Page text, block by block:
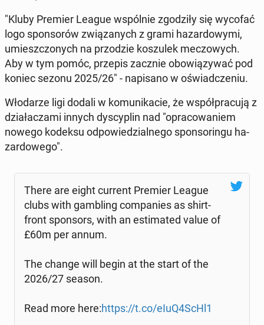
"Kluby Premier League wspól­nie zgo­dzi­ły się wycofać
logo spon­so­rów zwią­za­nych z grami ha­zar­do­wy­mi,
umiesz­czo­nych na przo­dzie ko­szu­lek me­czo­wych.
Aby w tym pomóc, przepis zacznie obo­wią­zy­wać pod
koniec sezonu 2025/26" - na­pi­sa­no w oświad­cze­niu.
Wło­da­rze ligi dodali w ko­mu­ni­ka­cie, że współ­pra­cu­ją z
dzia­ła­cza­mi innych dys­cy­plin nad "opra­co­wa­niem
nowego kodeksu od­po­wie­dzial­ne­go spon­so­rin­gu ha­
zar­do­we­go".
There are eight current Premier League
clubs with gam­bling com­pa­nies as shirt-
front spon­sors, with an es­ti­ma­ted value of
£60m per annum.
The change will begin at the start of the
2026/27 season.
Read more here:https://t.co/eIuQ4ScHl1